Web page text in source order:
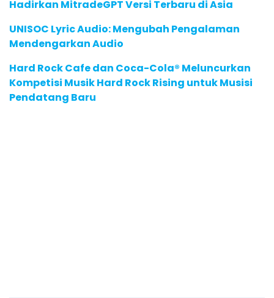
Hadirkan MitradeGPT Versi Terbaru di Asia
UNISOC Lyric Audio: Mengubah Pengalaman
Mendengarkan Audio
Hard Rock Cafe dan Coca-Cola® Meluncurkan
Kompetisi Musik Hard Rock Rising untuk Musisi
Pendatang Baru